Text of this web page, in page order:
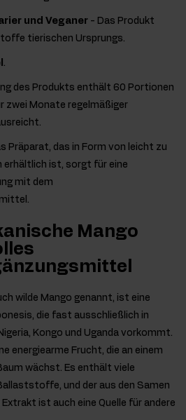
und Veganer - Das Produkt
tierischen Ursprungs.
.
des Produkts enthält 60 Portionen
zwei Monate regelmäßiger
Präparat, das in Form von leicht zu
erhältlich ist, sorgt für eine
mit dem
Mango
wilde Mango genannt, ist eine
die fast ausschließlich in
Kongo und Uganda vorkommt.
energiearme Frucht, die an einem
wächst. Es enthält viele
und der aus den Samen
ist auch eine Quelle für andere